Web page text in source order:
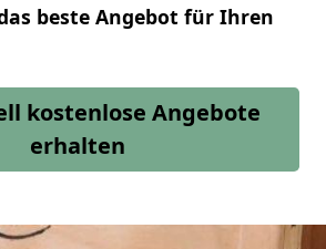
beste Angebot für Ihren
kostenlose Angebote
erhalten